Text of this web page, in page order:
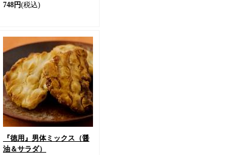
748円(税込)
『徳用』男体ミックス（醤
油＆サラダ）